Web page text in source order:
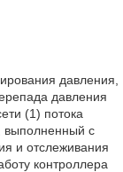
давления,
давления
(1) потока
выполненный с
и отслеживания
контроллера